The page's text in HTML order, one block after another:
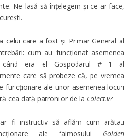
Ne lasă să înțelegem și ce ar face,
celui care a fost și Primar General al
cum au funcționat asemenea
când era el Gospodarul # 1 al
care să probeze că, pe vremea
funcționare ale unor asemenea locuri
cea dată patronilor de la Colectiv?
fi instructiv să aflăm cum arătau
ale faimosului Golden